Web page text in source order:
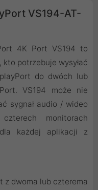
VS194-AT-
4K Port VS194 to
potrzebuje wysyłać
do dwóch lub
VS194 może nie
sygnał audio / wideo
monitorach
każdej aplikacji z
z dwoma lub czterema